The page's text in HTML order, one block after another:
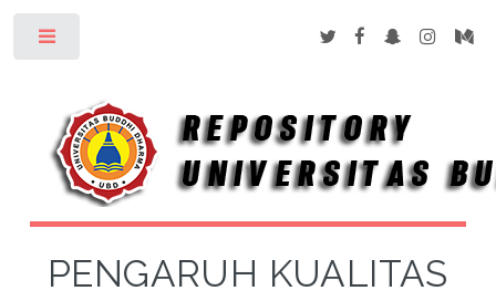
PENGARUH KUALITAS